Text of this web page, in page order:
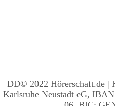
DD© 2022 Hörerschaft.de |
Karlsruhe Neustadt eG,